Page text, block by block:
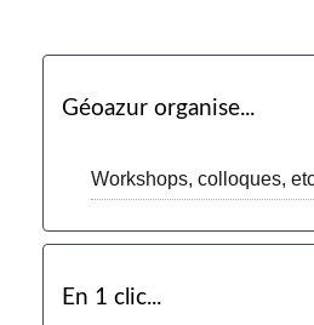
Géoazur organise...
Workshops, colloques,
En 1 clic...